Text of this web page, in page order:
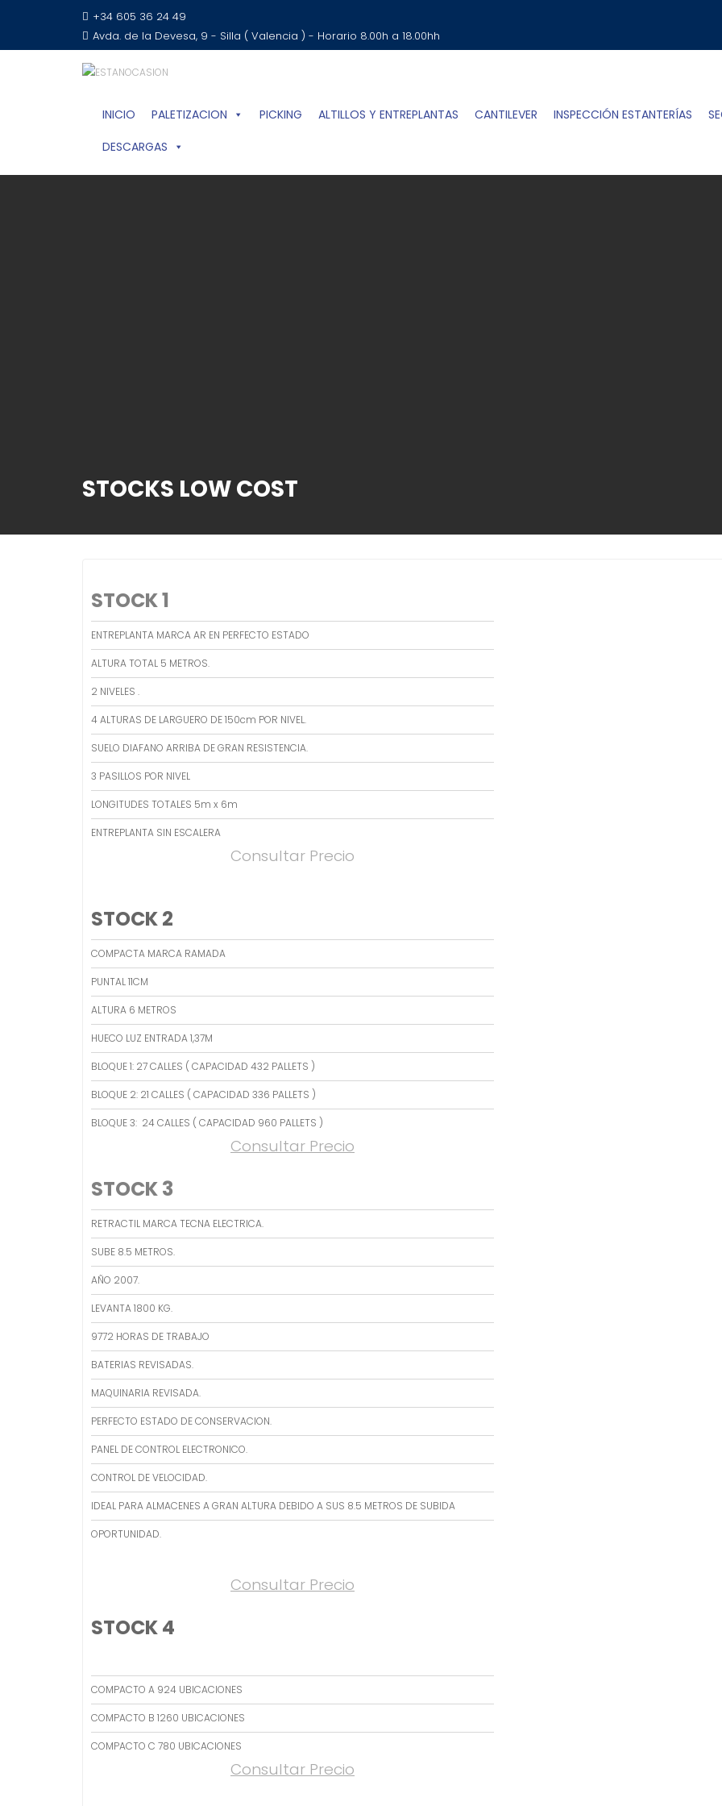
+34 605 36 24 49
Avda. de la Devesa, 9 - Silla ( Valencia ) - Horario 8.00h a 18.00hh
INICIO PALETIZACION PICKING ALTILLOS Y ENTREPLANTAS CANTILEVER INSPECCIÓN ESTANTERÍAS
DESCARGAS
STOCKS LOW COST
STOCK 1
ENTREPLANTA MARCA AR EN PERFECTO ESTADO
ALTURA TOTAL 5 METROS.
2 NIVELES .
4 ALTURAS DE LARGUERO DE 150cm POR NIVEL.
SUELO DIAFANO ARRIBA DE GRAN RESISTENCIA.
3 PASILLOS POR NIVEL
LONGITUDES TOTALES 5m x 6m
ENTREPLANTA SIN ESCALERA
Consultar Precio
STOCK 2
COMPACTA MARCA RAMADA
PUNTAL 11CM
ALTURA 6 METROS
HUECO LUZ ENTRADA 1,37M
BLOQUE 1: 27 CALLES ( CAPACIDAD 432 PALLETS )
BLOQUE 2: 21 CALLES ( CAPACIDAD 336 PALLETS )
BLOQUE 3: 24 CALLES ( CAPACIDAD 960 PALLETS )
Consultar Precio
STOCK 3
RETRACTIL MARCA TECNA ELECTRICA.
SUBE 8.5 METROS.
AÑO 2007.
LEVANTA 1800 KG.
9772 HORAS DE TRABAJO
BATERIAS REVISADAS.
MAQUINARIA REVISADA.
PERFECTO ESTADO DE CONSERVACION.
PANEL DE CONTROL ELECTRONICO.
CONTROL DE VELOCIDAD.
IDEAL PARA ALMACENES A GRAN ALTURA DEBIDO A SUS 8.5 METROS DE SUBIDA
OPORTUNIDAD.
Consultar Precio
STOCK 4
COMPACTO A 924 UBICACIONES
COMPACTO B 1260 UBICACIONES
COMPACTO C 780 UBICACIONES
Consultar Precio
SOLICITA TU PRESUPUESTO